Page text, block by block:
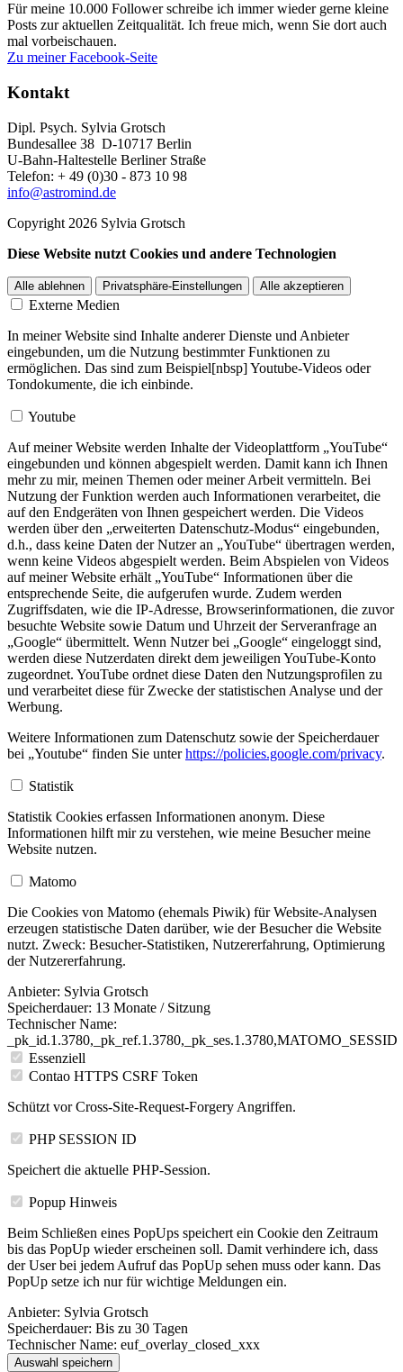
Für meine 10.000 Follower schreibe ich immer wieder gerne kleine
Posts zur aktuellen Zeitqualität. Ich freue mich, wenn Sie dort auch
mal vorbeischauen.
Zu meiner Facebook-Seite
Kontakt
Dipl. Psych. Sylvia Grotsch
Bundesallee 38 D-10717 Berlin
U-Bahn-Haltestelle Berliner Straße
Telefon: + 49 (0)30 - 873 10 98
info@astromind.de
Copyright 2026 Sylvia Grotsch
Diese Website nutzt Cookies und andere Technologien
Alle ablehnen Privatsphäre-Einstellungen Alle akzeptieren
Externe Medien
In meiner Website sind Inhalte anderer Dienste und Anbieter
eingebunden, um die Nutzung bestimmter Funktionen zu
ermöglichen. Das sind zum Beispiel[nbsp] Youtube-Videos oder
Tondokumente, die ich einbinde.
Youtube
Auf meiner Website werden Inhalte der Videoplattform „YouTube“
eingebunden und können abgespielt werden. Damit kann ich Ihnen
mehr zu mir, meinen Themen oder meiner Arbeit vermitteln. Bei
Nutzung der Funktion werden auch Informationen verarbeitet, die
auf den Endgeräten von Ihnen gespeichert werden. Die Videos
werden über den „erweiterten Datenschutz-Modus“ eingebunden,
d.h., dass keine Daten der Nutzer an „YouTube“ übertragen werden,
wenn keine Videos abgespielt werden. Beim Abspielen von Videos
auf meiner Website erhält „YouTube“ Informationen über die
entsprechende Seite, die aufgerufen wurde. Zudem werden
Zugriffsdaten, wie die IP-Adresse, Browserinformationen, die zuvor
besuchte Website sowie Datum und Uhrzeit der Serveranfrage an
„Google“ übermittelt. Wenn Nutzer bei „Google“ eingeloggt sind,
werden diese Nutzerdaten direkt dem jeweiligen YouTube-Konto
zugeordnet. YouTube ordnet diese Daten den Nutzungsprofilen zu
und verarbeitet diese für Zwecke der statistischen Analyse und der
Werbung.
Weitere Informationen zum Datenschutz sowie der Speicherdauer
bei „Youtube“ finden Sie unterhttps://policies.google.com/privacy.
Statistik
Statistik Cookies erfassen Informationen anonym. Diese
Informationen hilft mir zu verstehen, wie meine Besucher meine
Website nutzen.
Matomo
Die Cookies von Matomo (ehemals Piwik) für Website-Analysen
erzeugen statistische Daten darüber, wie der Besucher die Website
nutzt. Zweck: Besucher-Statistiken, Nutzererfahrung, Optimierung
der Nutzererfahrung.
Anbieter: Sylvia Grotsch
Speicherdauer: 13 Monate / Sitzung
Technischer Name:
_pk_id.1.3780,_pk_ref.1.3780,_pk_ses.1.3780,MATOMO_SESSID
Essenziell
Contao HTTPS CSRF Token
Schützt vor Cross-Site-Request-Forgery Angriffen.
PHP SESSION ID
Speichert die aktuelle PHP-Session.
Popup Hinweis
Beim Schließen eines PopUps speichert ein Cookie den Zeitraum
bis das PopUp wieder erscheinen soll. Damit verhindere ich, dass
der User bei jedem Aufruf das PopUp sehen muss oder kann. Das
PopUp setze ich nur für wichtige Meldungen ein.
Anbieter: Sylvia Grotsch
Speicherdauer: Bis zu 30 Tagen
Technischer Name: euf_overlay_closed_xxx
Auswahl speichern